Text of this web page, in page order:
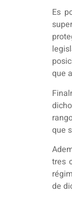
Es
que
que
tres
de